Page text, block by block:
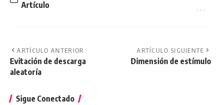
Artículo
ARTÍCULO ANTERIOR
Evitación de descarga
aleatoría
ARTÍCULO SIGUIENTE
Dimensión de estímulo
Sigue Conectado